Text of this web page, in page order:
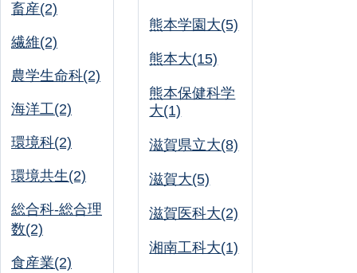
畜産(2)
繊維(2)
農学生命科(2)
海洋工(2)
環境科(2)
環境共生(2)
総合科-総合理
数(2)
食産業(2)
熊本学園大(5)
熊本大(15)
熊本保健科学
大(1)
滋賀県立大(8)
滋賀大(5)
滋賀医科大(2)
湘南工科大(1)